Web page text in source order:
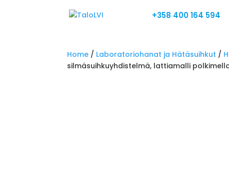
+358 400 164 594
Home / Laboratoriohanat ja Hätäsuihkut /
silmäsuihkuyhdistelmä, lattiamalli